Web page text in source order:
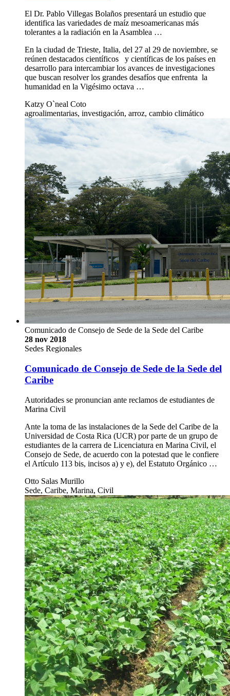
El Dr. Pablo Villegas Bolaños presentará un estudio que
identifica las variedades de maíz mesoamericanas más
tolerantes a la radiación en la Asamblea …
En la ciudad de Trieste, Italia, del 27 al 29 de noviembre, se
reúnen destacados científicos y científicas de los países en
desarrollo para intercambiar los avances de investigaciones
que buscan resolver los grandes desafíos que enfrenta la
humanidad en la Vigésimo octava …
Katzy O`neal Coto
agroalimentarias, investigación, arroz, cambio climático
Comunicado de Consejo de Sede de la Sede del Caribe
28 nov 2018
Sedes Regionales
Comunicado de Consejo de Sede de la Sede del
Caribe
Autoridades se pronuncian ante reclamos de estudiantes de
Marina Civil
Ante la toma de las instalaciones de la Sede del Caribe de la
Universidad de Costa Rica (UCR) por parte de un grupo de
estudiantes de la carrera de Licenciatura en Marina Civil, el
Consejo de Sede, de acuerdo con la potestad que le confiere
el Artículo 113 bis, incisos a) y e), del Estatuto Orgánico …
Otto Salas Murillo
Sede, Caribe, Marina, Civil